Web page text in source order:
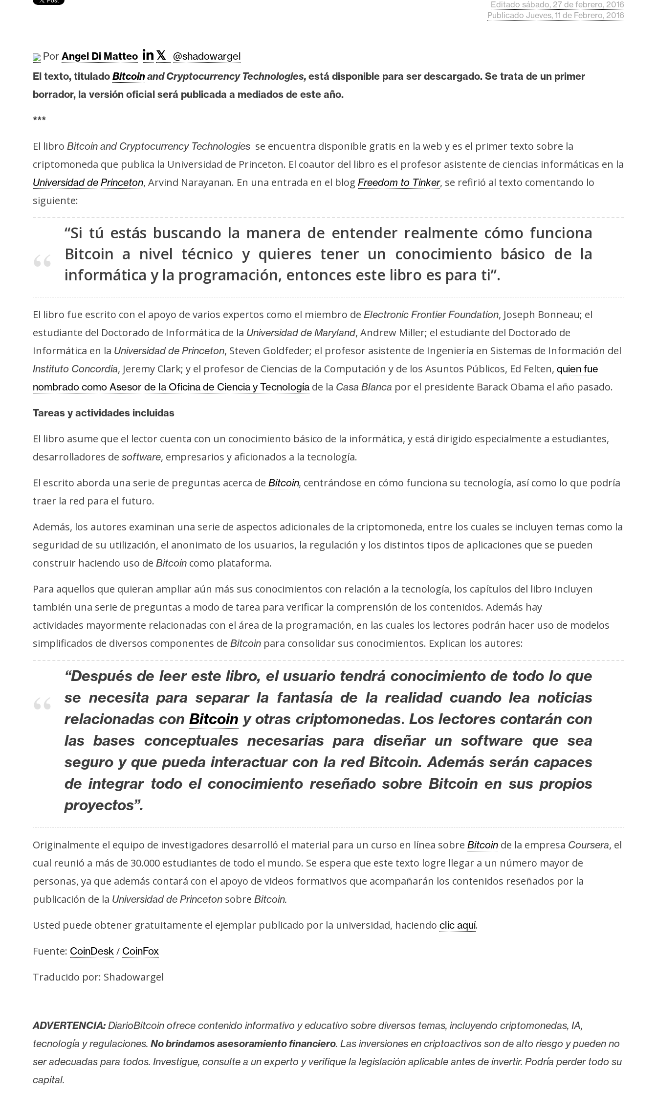
o
s
B
i
c
i
n
E
e
r
u
m
A
A
á
i
s
s
o
t
a
d
P
r
e
n
s
T
c
u
s
o
C
n
a
o
P
u
l
Editado sábado, 27 de febrero, 2016
Publicado Jueves, 11 de Febrero, 2016
Por Angel Di Matteo 𝕏 @shadowargel
El texto, titulado Bitcoinand Cryptocurrency Technologies, está disponible para ser descargado. Se trata de un primer
borrador, la versión oficial será publicada a mediados de este año.
***
El libro Bitcoin and Cryptocurrency Technologies se encuentra disponible gratis en la web y es el primer texto sobre la
criptomoneda que publica la Universidad de Princeton. El coautor del libro es el profesor asistente de ciencias informáticas en la
Universidad de Princeton, Arvind Narayanan. En una entrada en el blog Freedom to Tinker, se refirió al texto comentando lo
siguiente:
“Si tú estás buscando la manera de entender realmente cómo funciona
Bitcoin a nivel técnico y quieres tener un conocimiento básico de la
informática y la programación, entonces este libro es para ti”.
El libro fue escrito con el apoyo de varios expertos como el miembro de Electronic Frontier Foundation, Joseph Bonneau; el
estudiante del Doctorado de Informática de la Universidad de Maryland, Andrew Miller; el estudiante del Doctorado de
Informática en la Universidad de Princeton, Steven Goldfeder; el profesor asistente de Ingeniería en Sistemas de Información del
Instituto Concordia, Jeremy Clark; y el profesor de Ciencias de la Computación y de los Asuntos Públicos, Ed Felten, quien fue
nombrado como Asesor de la Oficina de Ciencia y Tecnología de la Casa Blanca por el presidente Barack Obama el año pasado.
Tareas y actividades incluidas
El libro asume que el lector cuenta con un conocimiento básico de la informática, y está dirigido especialmente a estudiantes,
desarrolladores de software, empresarios y aficionados a la tecnología.
El escrito aborda una serie de preguntas acerca de Bitcoin, centrándose en cómo funciona su tecnología, así como lo que podría
traer la red para el futuro.
Además, los autores examinan una serie de aspectos adicionales de la criptomoneda, entre los cuales se incluyen temas como la
seguridad de su utilización, el anonimato de los usuarios, la regulación y los distintos tipos de aplicaciones que se pueden
construir haciendo uso de Bitcoin como plataforma.
Para aquellos que quieran ampliar aún más sus conocimientos con relación a la tecnología, los capítulos del libro incluyen
también una serie de preguntas a modo de tarea para verificar la comprensión de los contenidos. Además hay
actividades mayormente relacionadas con el área de la programación, en las cuales los lectores podrán hacer uso de modelos
simplificados de diversos componentes de Bitcoin para consolidar sus conocimientos. Explican los autores:
“Después de leer este libro, el usuario tendrá conocimiento de todo lo que
se necesita para separar la fantasía de la realidad cuando lea noticias
relacionadas conBitcoin y otras criptomonedas. Los lectores contarán con
las bases conceptuales necesarias para diseñar un software que sea
seguro y que pueda interactuar con la red Bitcoin. Además serán capaces
de integrar todo el conocimiento reseñado sobre Bitcoin en sus propios
proyectos”.
Originalmente el equipo de investigadores desarrolló el material para un curso en línea sobre Bitcoin de la empresa Coursera, el
cual reunió a más de 30.000 estudiantes de todo el mundo. Se espera que este texto logre llegar a un número mayor de
personas, ya que además contará con el apoyo de videos formativos que acompañarán los contenidos reseñados por la
publicación de la Universidad de Princeton sobre Bitcoin.
Usted puede obtener gratuitamente el ejemplar publicado por la universidad, haciendo clic aquí.
Fuente: CoinDesk / CoinFox
Traducido por: Shadowargel
ADVERTENCIA: DiarioBitcoin ofrece contenido informativo y educativo sobre diversos temas, incluyendo criptomonedas, IA,
tecnología y regulaciones. No brindamos asesoramiento financiero. Las inversiones en criptoactivos son de alto riesgo y pueden no
ser adecuadas para todos. Investigue, consulte a un experto y verifique la legislación aplicable antes de invertir. Podría perder todo su
capital.